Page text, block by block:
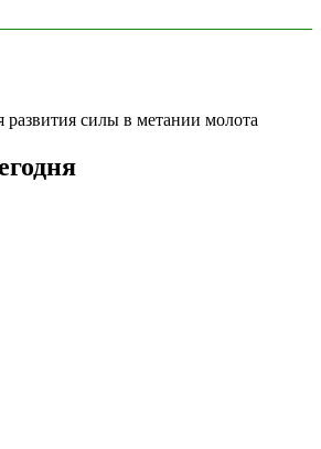
силы в метании молота